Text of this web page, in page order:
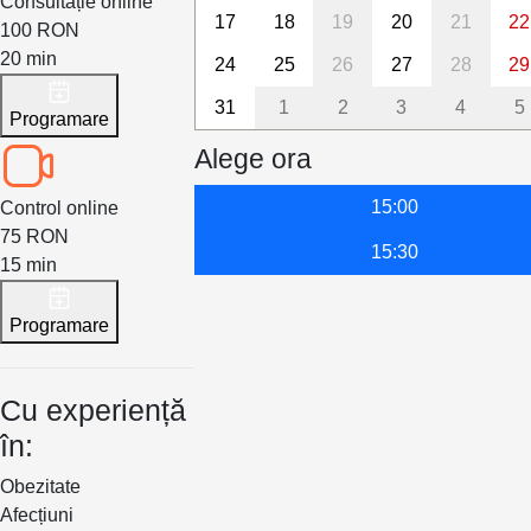
100 RON
20 min
Programare
Control online
75 RON
15 min
Programare
Cu experiență
în:
Obezitate
Afecțiuni
17 18 19 20 21 22
24 25 26 27 28 29
31 1 2 3 4 5
Alege ora
15:00
15:30